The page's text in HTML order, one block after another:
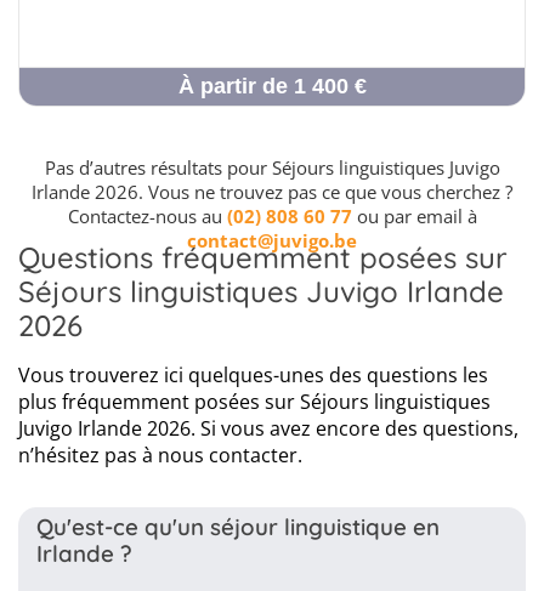
À partir de 1 400 €
Pas d’autres résultats pour Séjours linguistiques Juvigo
Irlande 2026. Vous ne trouvez pas ce que vous cherchez ?
Contactez-nous au (02) 808 60 77 ou par email à
contact@juvigo.be
Questions fréquemment posées sur
Séjours linguistiques Juvigo Irlande
2026
Vous trouverez ici quelques-unes des questions les
plus fréquemment posées sur Séjours linguistiques
Juvigo Irlande 2026. Si vous avez encore des questions,
n’hésitez pas à nous contacter.
Qu'est-ce qu'un séjour linguistique en
Irlande ?